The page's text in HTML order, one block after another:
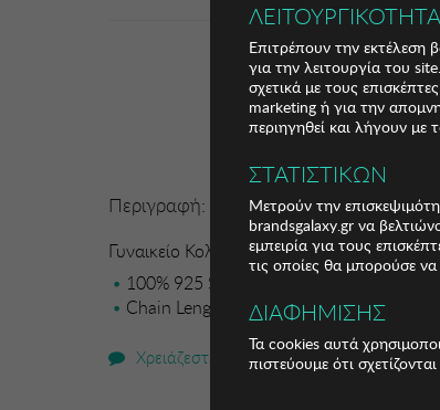
Περιγραφή:
Γυναικείο Κολιέ Sadie <
100% 925 STERLING SILVER
Chain Length: 45 cm
Χρειάζεστε βοήθεια;
Επιτρέπουν την εκτέλεση
για την λειτουργία του
σχετικά με τους
marketing ή για την
περιηγηθεί και λήγουν με
ΣΤΑΤΙΣΤΙΚΩΝ
Μετρούν την
brandsgalaxy.gr να
εμπειρία για τους
τις οποίες θα μπορούσε
ΔΙΑΦΗΜΙΣΗΣ
Τα cookies αυτά
πιστεύουμε ότι